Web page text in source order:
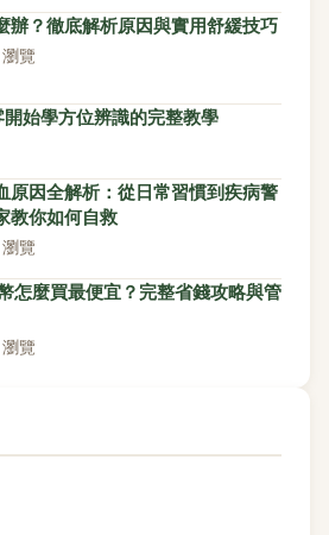
辦？徹底解析原因與實用舒緩技巧
覽
始學方位辨識的完整教學
原因全解析：從日常習慣到疾病警
教你如何自救
覽
怎麼買最便宜？完整省錢攻略與管
覽